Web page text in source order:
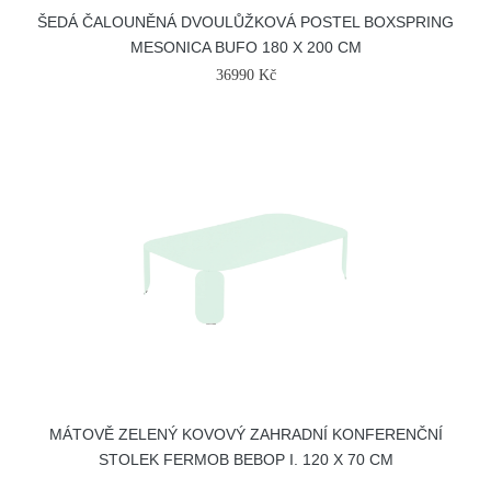
ŠEDÁ ČALOUNĚNÁ DVOULŮŽKOVÁ POSTEL BOXSPRING
MESONICA BUFO 180 X 200 CM
36990 Kč
MÁTOVĚ ZELENÝ KOVOVÝ ZAHRADNÍ KONFERENČNÍ
STOLEK FERMOB BEBOP I. 120 X 70 CM